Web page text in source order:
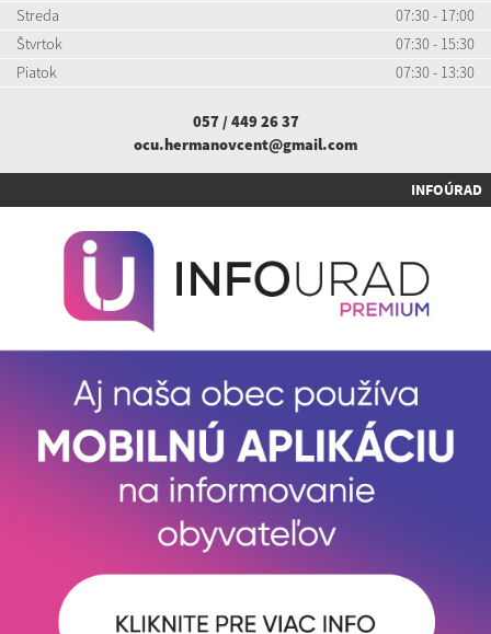
Streda
07:30 - 17:00
Štvrtok
07:30 - 15:30
Piatok
07:30 - 13:30
057 / 449 26 37
ocu.hermanovcent@gmail.com
INFOÚRAD